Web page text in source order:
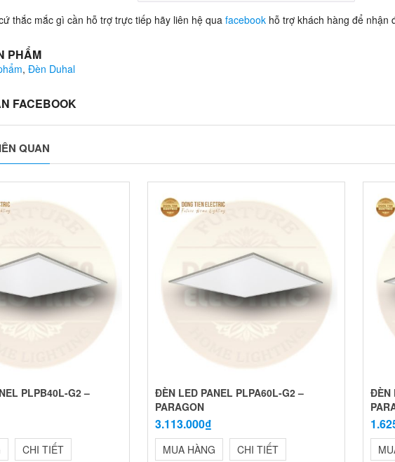
thắc mắc gì cần hỗ trợ trực tiếp hãy liên hệ quafacebook hỗ trợ khách hàng để nhận
PHẨM
,Đèn Duhal
FACEBOOK
QUAN
PLPB40L-G2 –
CHI TIẾT
ĐÈN LED PANEL PLPA60L-G2 –
PARAGON
3.113.000₫
MUA HÀNG CHI TIẾT
ĐÈN